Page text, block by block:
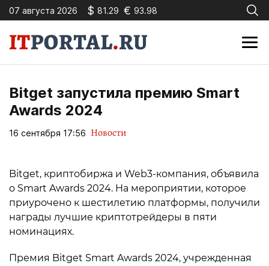
07 августа 2026 $ 81.29 € 93.98
Bitget запустила премию Smart
Awards 2024
16 сентября 17:56 Новости
Bitget, криптобиржа и Web3-компания, объявила
о Smart Awards 2024. На мероприятии, которое
приурочено к шестилетию платформы, получили
награды лучшие криптотрейдеры в пяти
номинациях.
Премия Bitget Smart Awards 2024, учрежденная